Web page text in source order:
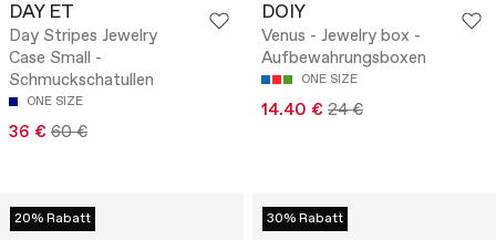
DAY ET
Day Stripes Jewelry
Case Small -
Schmuckschatullen
ONE SIZE
36 € 60 €
DOIY
Venus - Jewelry box -
Aufbewahrungsboxen
ONE SIZE
14.40 € 24 €
20% Rabatt 30% Rabatt